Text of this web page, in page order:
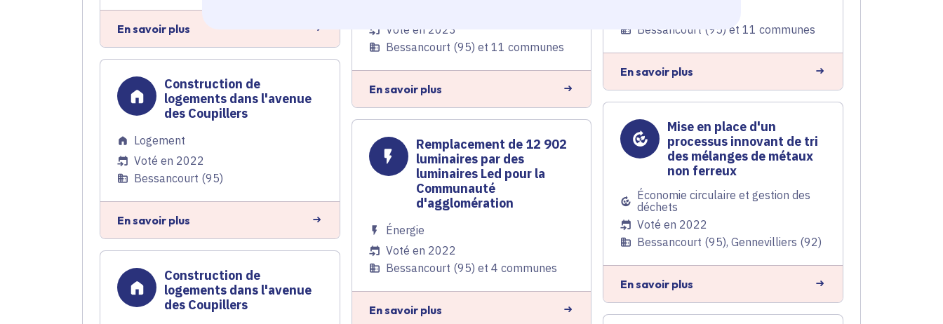
En savoir plus
Voté en 2023
Bessancourt (95) et 11 communes
En savoir plus
Bessancourt (95) et 11 communes
En savoir plus
Construction de
logements dans l'avenue
des Coupillers
Logement
Voté en 2022
Bessancourt (95)
En savoir plus
Remplacement de 12 902
luminaires par des
luminaires Led pour la
Communauté
d'agglomération
Énergie
Voté en 2022
Bessancourt (95) et 4 communes
En savoir plus
Mise en place d'un
processus innovant de tri
des mélanges de métaux
non ferreux
Économie circulaire et gestion des
déchets
Voté en 2022
Bessancourt (95), Gennevilliers (92)
En savoir plus
Construction de
logements dans l'avenue
des Coupillers